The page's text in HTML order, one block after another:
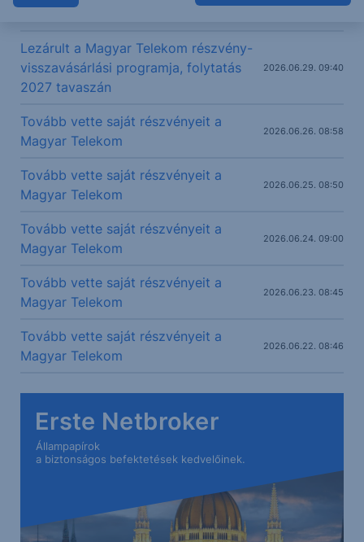
2026.07.30. 09:24
Lezárult a Magyar Telekom részvény-
visszavásárlási programja, folytatás
2027 tavaszán
2026.06.29. 09:40
Tovább vette saját részvényeit a
Magyar Telekom
2026.06.26. 08:58
Tovább vette saját részvényeit a
Magyar Telekom
2026.06.25. 08:50
Tovább vette saját részvényeit a
Magyar Telekom
2026.06.24. 09:00
Tovább vette saját részvényeit a
Magyar Telekom
2026.06.23. 08:45
Tovább vette saját részvényeit a
Magyar Telekom
2026.06.22. 08:46
Erste Netbroker
Állampapírok
a biztonságos befektetések kedvelőinek.